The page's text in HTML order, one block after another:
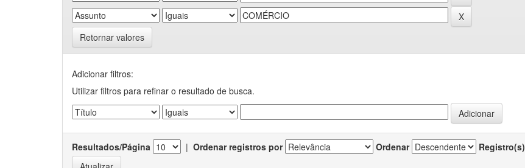
Retornar valores
Adicionar filtros:
Utilizar filtros para refinar o resultado de busca.
Resultados/Página | Ordenar registros por Ordenar Registro(s)